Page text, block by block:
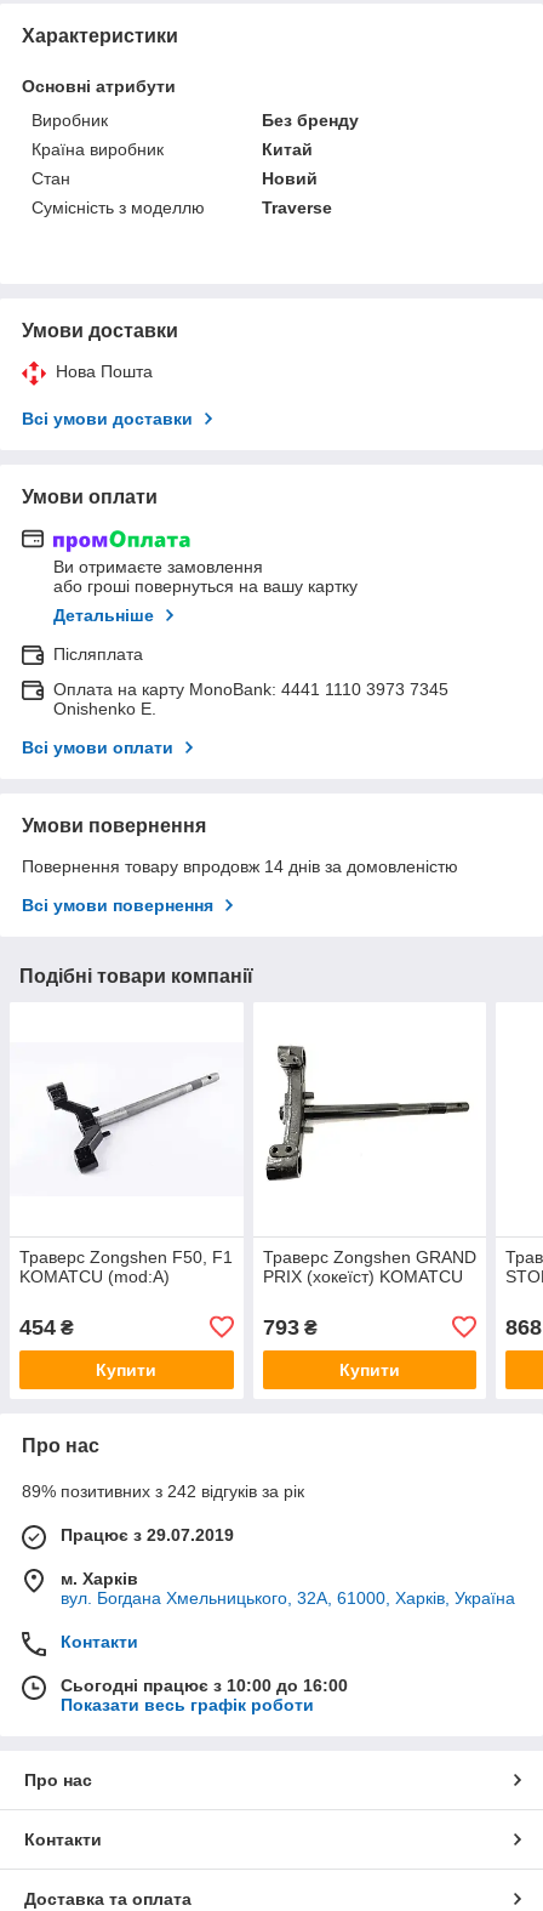
Характеристики
Основні атрибути
Виробник
Без бренду
Країна виробник
Китай
Стан
Новий
Сумісність з моделлю
Traverse
Умови доставки
Нова Пошта
Всі умови доставки
Умови оплати
Ви отримаєте замовлення
або гроші повернуться на вашу картку
Детальніше
Післяплата
Оплата на карту MonoBank: 4441 1110 3973 7345
Onishenko E.
Всі умови оплати
Умови повернення
Повернення товару впродовж 14 днів за домовленістю
Всі умови повернення
Подібні товари компанії
Траверс Zongshen F50, F1
KOMATCU (mod:A)
454 ₴
Купити
Траверс Zongshen GRAND
PRIX (хокеїст) KOMATCU
793₴
Купити
868
Про нас
89% позитивних з 242 відгуків за рік
Працює з 29.07.2019
м. Харків
вул. Богдана Хмельницького, 32А, 61000, Харків, Україна
Контакти
Сьогодні працює з 10:00 до 16:00
Показати весь графік роботи
Про нас
Контакти
Доставка та оплата